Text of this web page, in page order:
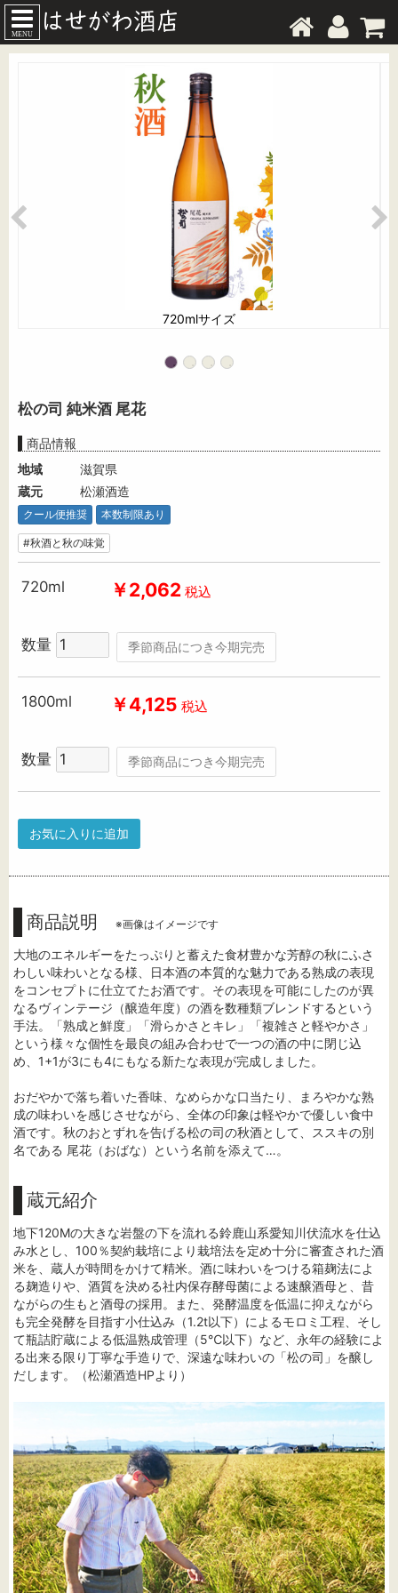
MENU
720mlサイズ
松の司 純米酒 尾花
商品情報
地域
滋賀県
蔵元
松瀬酒造
クール便推奨 本数制限あり
#秋酒と秋の味覚
720ml ￥2,062 税込
数量 季節商品につき今期完売
1800ml ￥4,125 税込
数量 季節商品につき今期完売
お気に入りに追加
商品説明 ※画像はイメージです
大地のエネルギーをたっぷりと蓄えた食材豊かな芳醇の秋にふさ
わしい味わいとなる様、日本酒の本質的な魅力である熟成の表現
をコンセプトに仕立てたお酒です。その表現を可能にしたのが異
なるヴィンテージ（醸造年度）の酒を数種類ブレンドするという
手法。「熟成と鮮度」「滑らかさとキレ」「複雑さと軽やかさ」
という様々な個性を最良の組み合わせで一つの酒の中に閉じ込
め、1+1が3にも4にもなる新たな表現が完成しました。
おだやかで落ち着いた香味、なめらかな口当たり、まろやかな熟
成の味わいを感じさせながら、全体の印象は軽やかで優しい食中
酒です。秋のおとずれを告げる松の司の秋酒として、ススキの別
名である 尾花（おばな）という名前を添えて…。
蔵元紹介
地下120Mの大きな岩盤の下を流れる鈴鹿山系愛知川伏流水を仕込
み水とし、100％契約栽培により栽培法を定め十分に審査された酒
米を、蔵人が時間をかけて精米。酒に味わいをつける箱麹法によ
る麹造りや、酒質を決める社内保存酵母菌による速醸酒母と、昔
ながらの生もと酒母の採用。また、発酵温度を低温に抑えながら
も完全発酵を目指す小仕込み（1.2t以下）によるモロミ工程、そし
て瓶詰貯蔵による低温熟成管理（5℃以下）など、永年の経験によ
る出来る限り丁寧な手造りで、深遠な味わいの「松の司」を醸し
だします。（松瀬酒造HPより）